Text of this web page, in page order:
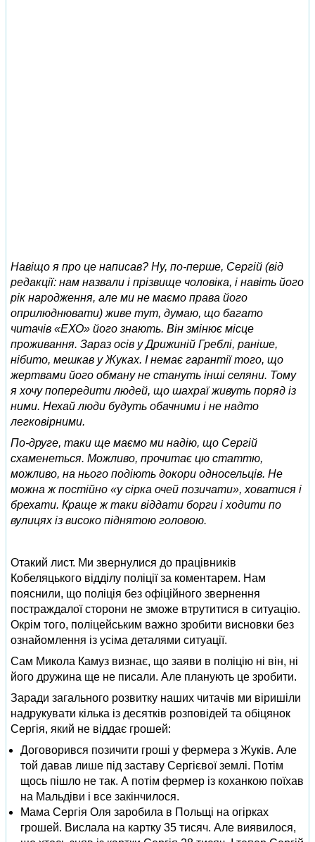
Навіщо я про це написав? Ну, по-перше, Сергій (від
редакції: нам назвали і прізвище чоловіка, і навіть його
рік народження, але ми не маємо права його
оприлюднювати) живе тут, думаю, що багато
читачів «ЕХО» його знають. Він змінює місце
проживання. Зараз осів у Дрижиній Греблі, раніше,
нібито, мешкав у Жуках. І немає гарантії того, що
жертвами його обману не стануть інші селяни. Тому
я хочу попередити людей, що шахраї живуть поряд із
ними. Нехай люди будуть обачними і не надто
легковірними.
По-друге, таки ще маємо ми надію, що Сергій
схаменеться. Можливо, прочитає цю статтю,
можливо, на нього подіють докори односельців. Не
можна ж постійно «у сірка очей позичати», ховатися і
брехати. Краще ж таки віддати борги і ходити по
вулицях із високо піднятою головою.
Отакий лист. Ми звернулися до працівників
Кобеляцького відділу поліції за коментарем. Нам
пояснили, що поліція без офіційного звернення
постраждалої сторони не зможе втрутитися в ситуацію.
Окрім того, поліцейським важно зробити висновки без
ознайомлення із усіма деталями ситуації.
Сам Микола Камуз визнає, що заяви в поліцію ні він, ні
його дружина ще не писали. Але планують це зробити.
Заради загального розвитку наших читачів ми віришіли
надрукувати кілька із десятків розповідей та обіцянок
Сергія, який не віддає грошей:
Договорився позичити гроші у фермера з Жуків. Але
той давав лише під заставу Сергієвої землі. Потім
щось пішло не так. А потім фермер із коханкою поїхав
на Мальдіви і все закінчилося.
Мама Сергія Оля заробила в Польщі на огірках
грошей. Вислала на картку 35 тисяч. Але виявилося,